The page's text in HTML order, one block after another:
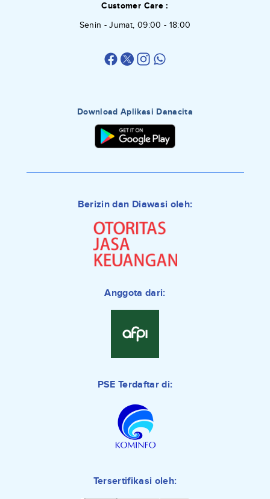
Customer Care :
Senin - Jumat, 09:00 - 18:00
Download Aplikasi Danacita
Berizin dan Diawasi oleh:
Anggota dari:
PSE Terdaftar di:
Tersertifikasi oleh: